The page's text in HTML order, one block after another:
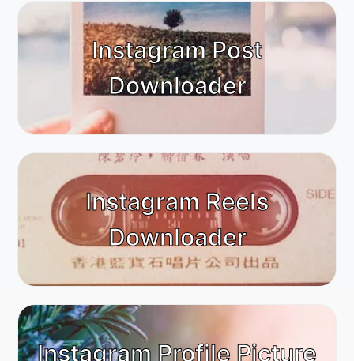
Instagram Post
Downloader
Instagram Reels
Downloader
Instagram Profile Picture